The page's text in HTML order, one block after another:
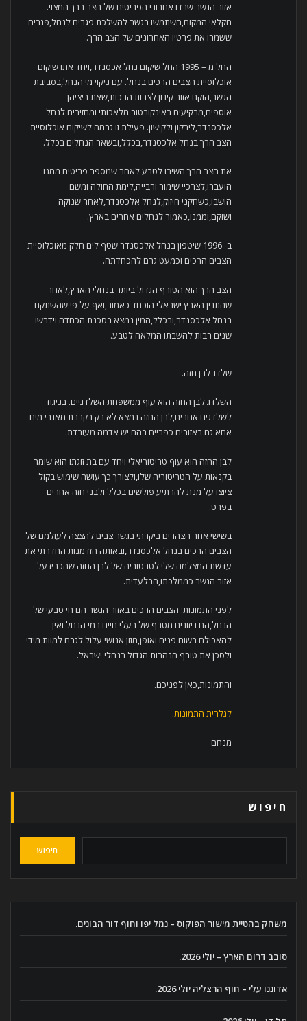
אזור הגשר שרדו אחרוני הפריטים של הצב ברך המצוי.
חקלאי המקום,השתמשו בגשר להשלכת פגרים לנחל,פגרים
ששמרו את פרטיו האחרונים של הצב הרך.
החל מ – 1995 החל שיקום נחל אכסנדר,ויחד אתו שיקום
אוכלוסיית הצבים הרכים בנחל. עם ניקוי מי הנחל,בסביבת
הגשר,הוקם אזור קינון לצבות הרכות,שאת ביציהן
אוספים,מבקיעים באינקובטור מלאכותי ומחזירים לנחל
אלכסנדר,לירקון ולקישון. פעילת זו גרמה לשיקום אוכלוסיית
הצב הרך בנחל אלכסנדר,בכלל,ובשאר הנחלים בכלל.
את הצב הרך השיבו לטבע לאחר שמספר פריטים ממנו
הועברו,לצרכיי שימור ורבייה,לימת החולה ומשם
הושבו,כשחקני חיזוק,לנחל אלכסנדר,לאחר שנוקה
ושוקם,וממנו,כאמור לנחלים אחרים בארץ.
ב- 1996 שיטפון בנחל אלכסנדר שטף לים חלק מאוכלוסיית
הצבים הרכים וכמעט גרם להכחדתה.
הצב הרך הוא הטורף הגדול ביותר בנחלי הארץ,לאחר
שהתנין הארץ ישראלי הוכחד כאמור,ואף על פי שהשתקם
בנחל אלכסנדר,ובכלל,המין נמצא בסכנת הכחדה וידרשו
שנים רבות להשבתו המלאה לטבע.
שלדג לבן חזה.
השלדג לבן החזה הוא עוף ממשפחת השלדגיים. בניגוד
לשלדגים אחרים,לבן החזה נמצא לא רק בקרבת מאגרי מים
אחא גם באזורים כפריים בהם יש אדמה מעובדת.
לבן החזה הוא עוף טריטוריאלי ויחד עם בת זוגתו הוא שומר
בקנאות על הטריטוריה שלו,ולצורך כך עושה שימוש בקול
ציוצו על מנת להרתיע פולשים בכלל ולבני חזה אחרים
בפרט.
בשישי אחר הצהרים ביקרתי בגשר צבים להצצה לעולמם של
הצבים הרכים בנחל אלכסנדר,ובאותה הזדמנות החדרתי את
עדשת המצלמה שלי לטרטוריה של לבן החזה שהכריז על
אזור הגשר כממלכתו,הבלעדית.
לפני התמונות: הצבים הרכים באזור הגשר הם חי טבעי של
הנחל,הם ניזונים מטרף של בעלי חיים במי הנחל ואין
להאכילם בשום פנים ואופן,מזון אנושי עלול לגרם למוות מידי
ולסכן את טורף הנהרות הגדול בנחלי ישראל.
והתמונות,כאן לפניכם.
לגלרית התמונות.
מנחם
חיפוש
חיפוש
משחק בהטיית מישור הפוקוס – נמל יפו וחוף דור הבונים.
סובב דרום הארץ – יולי 2026.
אדוננו עלי – חוף הרצליה יולי 2026.